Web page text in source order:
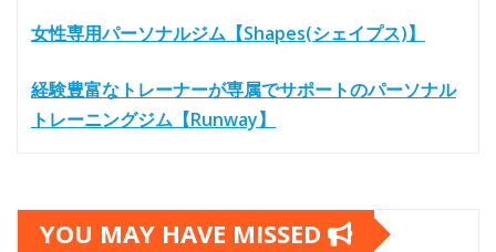
女性専用パーソナルジム【Shapes(シェイプス)】
経験豊富なトレーナーが専属でサポートのパーソナル
トレーニングジム【Runway】
YOU MAY HAVE MISSED